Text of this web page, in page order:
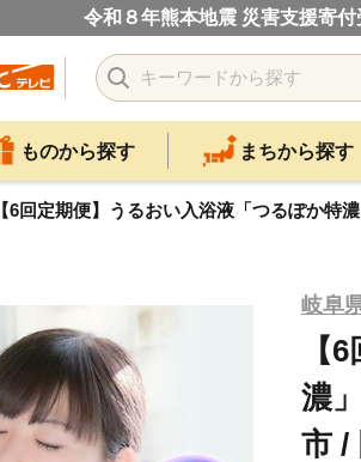
令和８年熊本地震 災害支援寄
ものから探す まちから探す
【6回定期便】うるおい入浴液「つるぽか特
岐阜
【
濃
市 /